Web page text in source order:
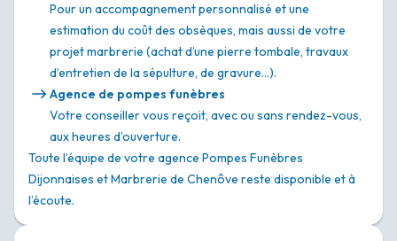
Pour un accompagnement personnalisé et une
estimation du coût des obsèques, mais aussi de votre
projet marbrerie (achat d’une pierre tombale, travaux
d’entretien de la sépulture, de gravure…).
Agence de pompes funèbres
Votre conseiller vous reçoit, avec ou sans rendez-vous,
aux heures d’ouverture.
Toute l’équipe de votre agence Pompes Funèbres
Dijonnaises et Marbrerie de Chenôve reste disponible et à
l’écoute.